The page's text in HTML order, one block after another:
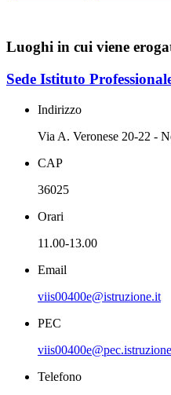
Luoghi in cui viene
Sede Istituto
Indirizzo
Via A. Veronese 20-22 -
CAP
36025
Orari
11.00-13.00
Email
viis00400e@istruzione.it
PEC
Telefono